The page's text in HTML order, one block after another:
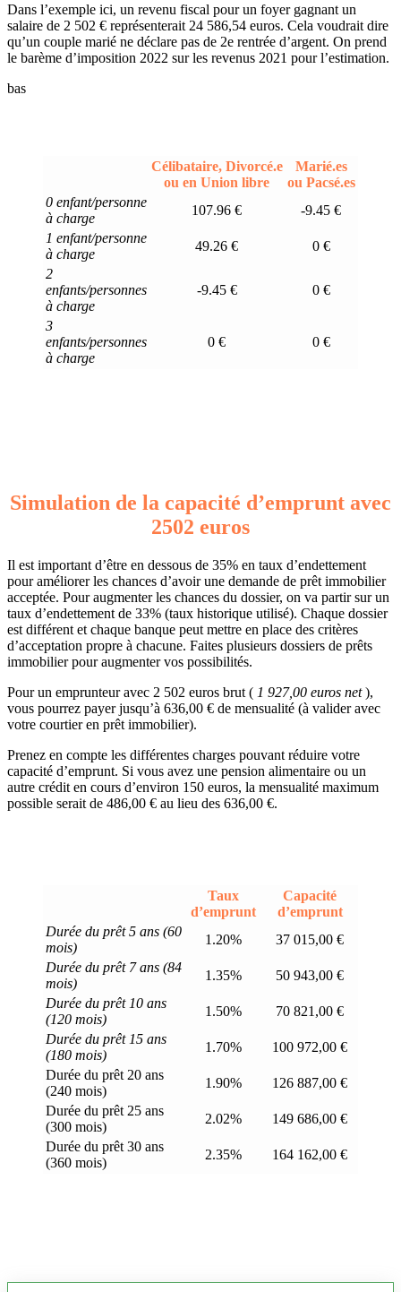
Dans l’exemple ici, un revenu fiscal pour un foyer gagnant un
salaire de 2 502 € représenterait 24 586,54 euros. Cela voudrait dire
qu’un couple marié ne déclare pas de 2e rentrée d’argent. On prend
le barème d’imposition 2022 sur les revenus 2021 pour l’estimation.
bas
Célibataire, Divorcé.e
ou en Union libre
Marié.es
ou Pacsé.es
0 enfant/personne
à charge
107.96 €
-9.45 €
1 enfant/personne
à charge
49.26 €
0 €
2
enfants/personnes
à charge
-9.45 € 0 €
3
enfants/personnes
à charge
0 € 0 €
Simulation de la capacité d’emprunt avec
2502 euros
Il est important d’être en dessous de 35% en taux d’endettement
pour améliorer les chances d’avoir une demande de prêt immobilier
acceptée. Pour augmenter les chances du dossier, on va partir sur un
taux d’endettement de 33% (taux historique utilisé). Chaque dossier
est différent et chaque banque peut mettre en place des critères
d’acceptation propre à chacune. Faites plusieurs dossiers de prêts
immobilier pour augmenter vos possibilités.
Pour un emprunteur avec 2 502 euros brut ( 1 927,00 euros net),
vous pourrez payer jusqu’à 636,00 € de mensualité (à valider avec
votre courtier en prêt immobilier).
Prenez en compte les différentes charges pouvant réduire votre
capacité d’emprunt. Si vous avez une pension alimentaire ou un
autre crédit en cours d’environ 150 euros, la mensualité maximum
possible serait de 486,00 € au lieu des 636,00 €.
Taux
d’emprunt
Capacité
d’emprunt
Durée du prêt 5 ans (60
mois)
1.20%
37 015,00 €
Durée du prêt 7 ans (84
mois)
1.35%
50 943,00 €
Durée du prêt 10 ans
(120 mois)
1.50%
70 821,00 €
Durée du prêt 15 ans
(180 mois)
1.70%
100 972,00 €
Durée du prêt 20 ans
(240 mois)
1.90%
126 887,00 €
Durée du prêt 25 ans
(300 mois)
2.02%
149 686,00 €
Durée du prêt 30 ans
(360 mois)
2.35% 164 162,00 €